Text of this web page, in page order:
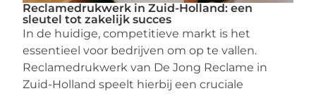
Reclamedrukwerk in Zuid-Holland: een
sleutel tot zakelijk succes
In de huidige, competitieve markt is het
essentieel voor bedrijven om op te vallen.
Reclamedrukwerk van De Jong Reclame in
Zuid-Holland speelt hierbij een cruciale